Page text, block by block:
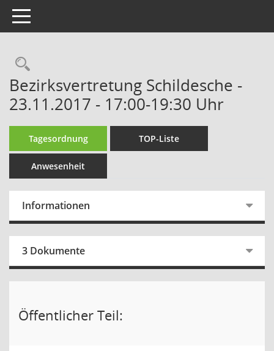
Toggle navigation
Rechercheauswahl
Bezirksvertretung Schildesche -
23.11.2017 - 17:00-19:30 Uhr
Tagesordnung TOP-Liste
Anwesenheit
Informationen
3 Dokumente
Öffentlicher Teil: